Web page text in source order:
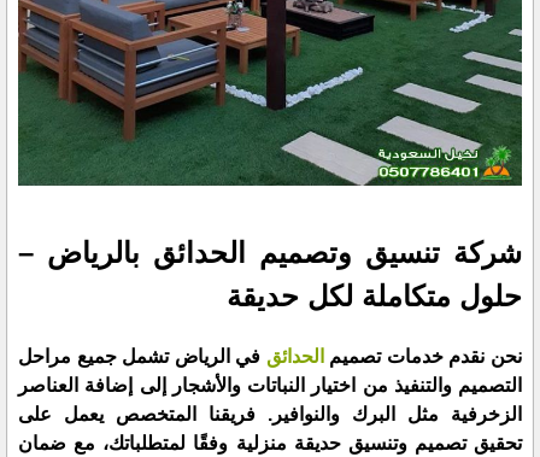
شركة تنسيق وتصميم الحدائق بالرياض –
حلول متكاملة لكل حديقة
نحن نقدم خدمات تصميم الحدائق في الرياض تشمل جميع مراحل
التصميم والتنفيذ من اختيار النباتات والأشجار إلى إضافة العناصر
الزخرفية مثل البرك والنوافير. فريقنا المتخصص يعمل على
تحقيق تصميم وتنسيق حديقة منزلية وفقًا لمتطلباتك، مع ضمان